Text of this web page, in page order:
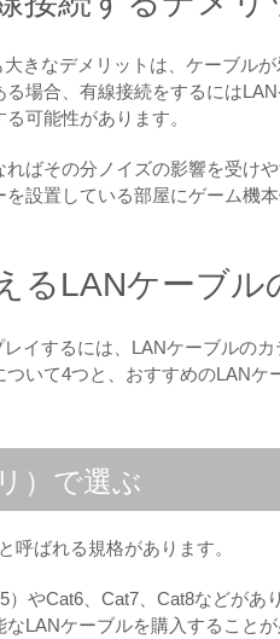
きなデメリットは、ケーブル
場合、有線接続をするには
可能性があります。
ればその分ノイズの影響を受け
設置している部屋にゲーム機本
るLANケーブル
イするには、LANケーブルの
いて4つと、おすすめのLANケ
）で選ぶ
呼ばれる規格があります。
）やCat6、Cat7、Cat8などが
なLANケーブルを購入すること